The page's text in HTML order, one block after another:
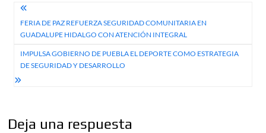
Navegación
de
entradas
FERIA DE PAZ REFUERZA SEGURIDAD COMUNITARIA EN
GUADALUPE HIDALGO CON ATENCIÓN INTEGRAL
IMPULSA GOBIERNO DE PUEBLA EL DEPORTE COMO ESTRATEGIA
DE SEGURIDAD Y DESARROLLO
Deja una respuesta